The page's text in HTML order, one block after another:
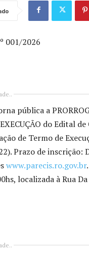
001/2026
pública a
do Edital
de Termo de
Prazo de inscrição:
www.parecis.ro.gov.br
localizada à Rua